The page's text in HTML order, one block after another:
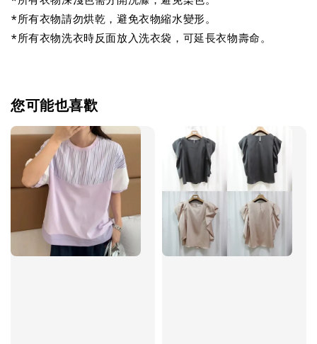
*所有衣物請勿烘乾，避免衣物縮水變形。
*所有衣物洗衣時反面放入洗衣袋，可延長衣物壽命。
您可能也喜歡